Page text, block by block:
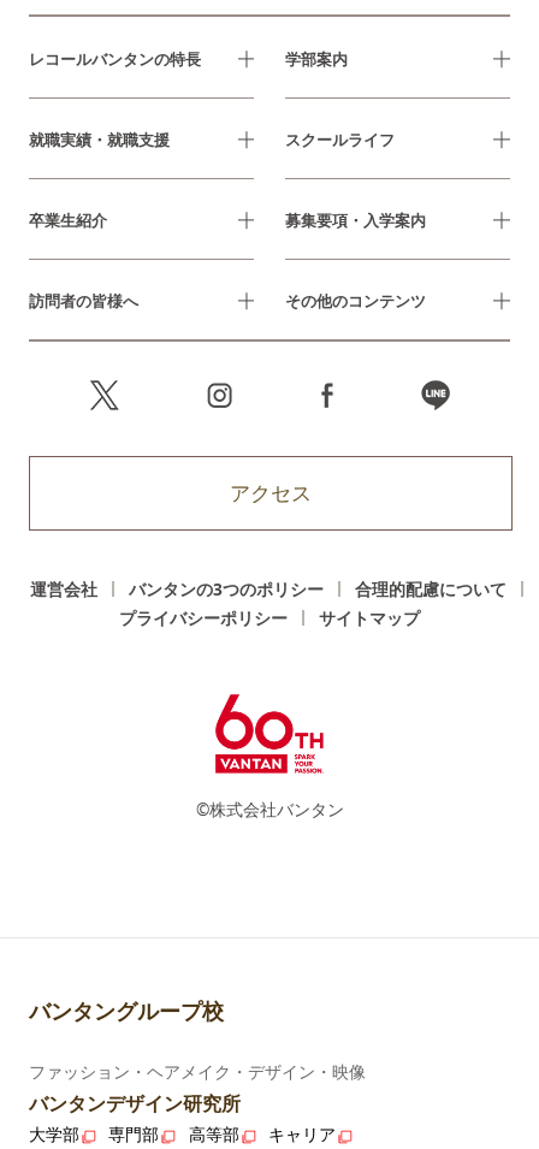
レコールバンタンの特長 学部案内
就職実績・就職支援 スクールライフ
卒業生紹介 募集要項・入学案内
訪問者の皆様へ その他のコンテンツ
アクセス
運営会社 バンタンの3つのポリシー
合理的配慮について
プライバシーポリシー
サイトマップ
©株式会社バンタン
バンタングループ校
ファッション・ヘアメイク・デザイン・映像
バンタンデザイン研究所
大学部 専門部 高等部 キャリア